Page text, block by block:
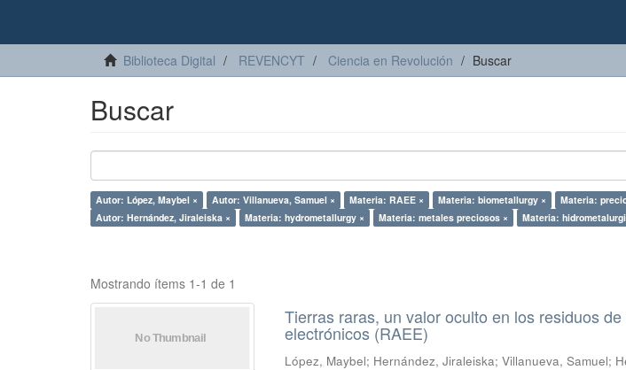
Biblioteca Digital REVENCYT Ciencia en Revolución Buscar
Buscar
Autor: López, Maybel × Autor: Villanueva, Samuel × Materia: RAEE × Materia: biometallurgy × Materia:
Autor: Hernández, Jiraleiska ×
Materia: hydrometallurgy × Materia: metales preciosos × Materia:
Mostrando ítems 1-1 de 1
Tierras raras, un valor oculto en los residuos
electrónicos (RAEE)
López, Maybel; Hernández, Jiraleiska;Villanueva, Samuel;